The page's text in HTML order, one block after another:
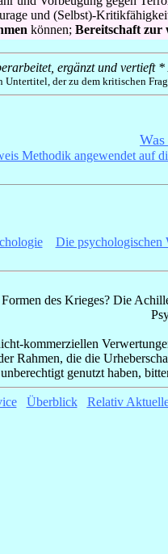
und (Selbst)-
können; Bereitschaft zur
ergänzt und vertieft
Untertitel, der zu dem kritischen
Methodik angewendet auf
Die psychologischen
des Krieges? Die
kommerziellen
Rahmen, die die
genutzt haben,
_ Überblick_ Relativ